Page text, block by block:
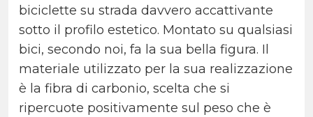
biciclette su strada davvero accattivante
sotto il profilo estetico. Montato su qualsiasi
bici, secondo noi, fa la sua bella figura. Il
materiale utilizzato per la sua realizzazione
è la fibra di carbonio, scelta che si
ripercuote positivamente sul peso che è